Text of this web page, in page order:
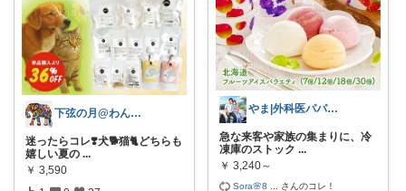
下弦の月@わんにゃん日和
迷ったらコレ❣️犬🐕猫🐈どちらも
嬉しい夏の ...
￥ 3,590
やま|外科医パパ、看護師ママ、娘
急な来客や家族の集まりに、冷
凍庫のストック ...
￥ 3,240～
Sora🌸8 さんのコレ！